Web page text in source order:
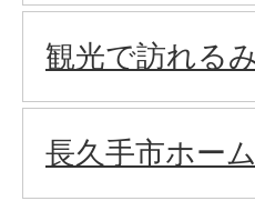
観光で訪れる
長久手市ホー